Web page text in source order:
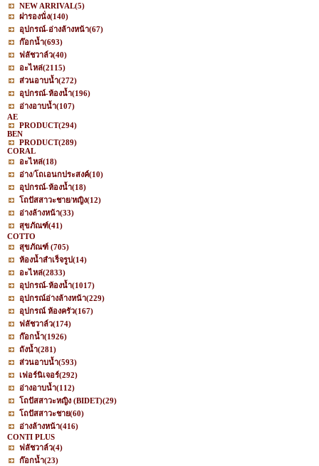
NEW ARRIVAL(5)
ฝารองนั่ง(140)
อุปกรณ์-อ่างล้างหน้า(67)
ก๊อกน้ำ(693)
ฟลัชวาล์ว(40)
อะไหล่(2115)
ส่วนอาบน้ำ(272)
อุปกรณ์-ห้องน้ำ(196)
อ่างอาบน้ำ(107)
AE
PRODUCT(294)
BEN
PRODUCT(289)
CORAL
อะไหล่(18)
อ่าง/โถเอนกประสงค์(10)
อุปกรณ์-ห้องน้ำ(18)
โถปัสสาวะชาย/หญิง(12)
อ่างล้างหน้า(33)
สุขภัณฑ์(41)
COTTO
สุขภัณฑ์ (705)
ห้องน้ำสำเร็จรูป(14)
อะไหล่(2833)
อุปกรณ์-ห้องน้ำ(1017)
อุปกรณ์อ่างล้างหน้า(229)
อุปกรณ์ ห้องครัว(167)
ฟลัชวาล์ว(174)
ก๊อกน้ำ(1926)
ถังน้ำ(281)
ส่วนอาบน้ำ(593)
เฟอร์นิเจอร์(292)
อ่างอาบน้ำ(112)
โถปัสสาวะหญิง (BIDET)(29)
โถปัสสาวะชาย(60)
อ่างล้างหน้า(416)
CONTI PLUS
ฟลัชวาล์ว(4)
ก๊อกน้ำ(23)